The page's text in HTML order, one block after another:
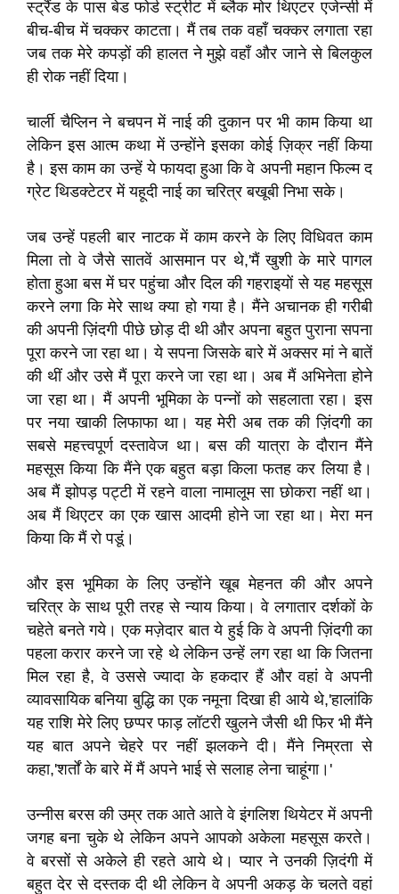
स्ट्रैंड के पास बेड फोर्ड स्ट्रीट में ब्लैक मोर थिएटर एजेन्सी में
बीच-बीच में चक्कर काटता। मैं तब तक वहाँ चक्कर लगाता रहा
जब तक मेरे कपड़ों की हालत ने मुझे वहाँ और जाने से बिलकुल
ही रोक नहीं दिया।
चार्ली चैप्लिन ने बचपन में नाई की दुकान पर भी काम किया था
लेकिन इस आत्म कथा में उन्होंने इसका कोई ज़िक्र नहीं किया
है। इस काम का उन्हें ये फायदा हुआ कि वे अपनी महान फिल्म द
ग्रेट थिडक्टेटर में यहूदी नाई का चरित्र बखूबी निभा सके।
जब उन्हें पहली बार नाटक में काम करने के लिए विधिवत काम
मिला तो वे जैसे सातवें आसमान पर थे,'मैं खुशी के मारे पागल
होता हुआ बस में घर पहुंचा और दिल की गहराइयों से यह महसूस
करने लगा कि मेरे साथ क्या हो गया है। मैंने अचानक ही गरीबी
की अपनी ज़िंदगी पीछे छोड़ दी थी और अपना बहुत पुराना सपना
पूरा करने जा रहा था। ये सपना जिसके बारे में अक्सर मां ने बातें
की थीं और उसे मैं पूरा करने जा रहा था। अब मैं अभिनेता होने
जा रहा था। मैं अपनी भूमिका के पन्नों को सहलाता रहा। इस
पर नया खाकी लिफाफा था। यह मेरी अब तक की ज़िंदगी का
सबसे महत्त्वपूर्ण दस्तावेज था। बस की यात्रा के दौरान मैंने
महसूस किया कि मैंने एक बहुत बड़ा किला फतह कर लिया है।
अब मैं झोपड़ पट्टी में रहने वाला नामालूम सा छोकरा नहीं था।
अब मैं थिएटर का एक खास आदमी होने जा रहा था। मेरा मन
किया कि मैं रो पडूं।
और इस भूमिका के लिए उन्होंने खूब मेहनत की और अपने
चरित्र के साथ पूरी तरह से न्याय किया। वे लगातार दर्शकों के
चहेते बनते गये। एक मज़ेदार बात ये हुई कि वे अपनी ज़िंदगी का
पहला करार करने जा रहे थे लेकिन उन्हें लग रहा था कि जितना
मिल रहा है, वे उससे ज्यादा के हकदार हैं और वहां वे अपनी
व्यावसायिक बनिया बुद्धि का एक नमूना दिखा ही आये थे,'हालांकि
यह राशि मेरे लिए छप्पर फाड़ लॉटरी खुलने जैसी थी फिर भी मैंने
यह बात अपने चेहरे पर नहीं झलकने दी। मैंने निम्रता से
कहा,'शर्तों के बारे में मैं अपने भाई से सलाह लेना चाहूंगा।'
उन्नीस बरस की उम्र तक आते आते वे इंगलिश थियेटर में अपनी
जगह बना चुके थे लेकिन अपने आपको अकेला महसूस करते।
वे बरसों से अकेले ही रहते आये थे। प्यार ने उनकी ज़िदंगी में
बहुत देर से दस्तक दी थी लेकिन वे अपनी अकड़ के चलते वहां